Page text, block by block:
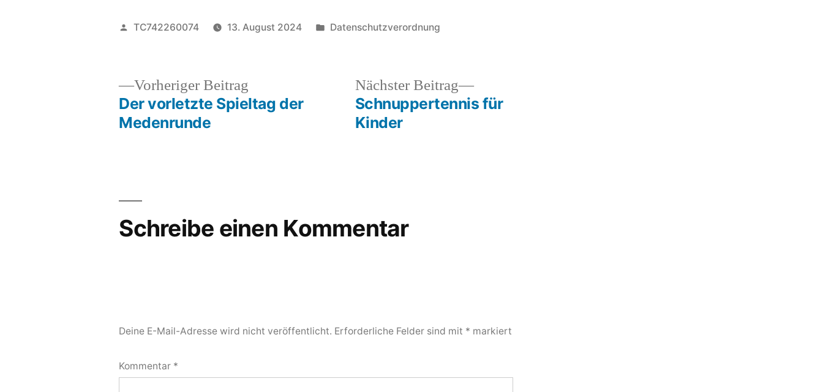
Veröffentlicht
TC742260074 13. August 2024
Veröffentlicht
Datenschutzverordnung
Beitragsnavigation
Vorheriger Beitrag
Beitrag:
Der vorletzte Spieltag der
Medenrunde
Nächster Beitrag
Nächster
Beitrag:
Schnuppertennis für
Kinder
Schreibe einen Kommentar
Deine E-Mail-Adresse wird nicht veröffentlicht. Erforderliche Felder sind mit * markiert
Kommentar *